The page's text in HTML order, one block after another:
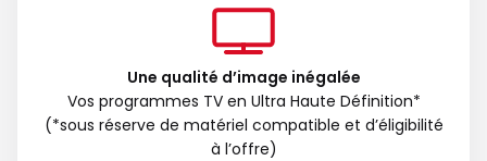
Une qualité d’image inégalée
Vos programmes TV en Ultra Haute Définition*
(*sous réserve de matériel compatible et d’éligibilité
à l’offre)